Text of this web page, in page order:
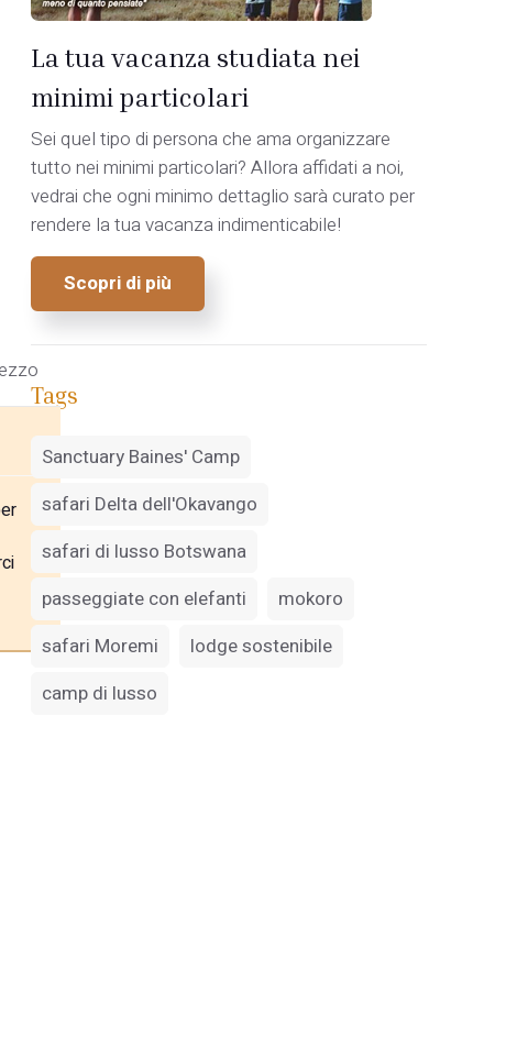
La tua vacanza studiata nei
minimi particolari
Sei quel tipo di persona che ama organizzare
tutto nei minimi particolari? Allora affidati a noi,
vedrai che ogni minimo dettaglio sarà curato per
rendere la tua vacanza indimenticabile!
Scopri di più
Tags
Sanctuary Baines' Camp
safari Delta dell'Okavango
safari di lusso Botswana
passeggiate con elefanti
mokoro
safari Moremi
lodge sostenibile
camp di lusso